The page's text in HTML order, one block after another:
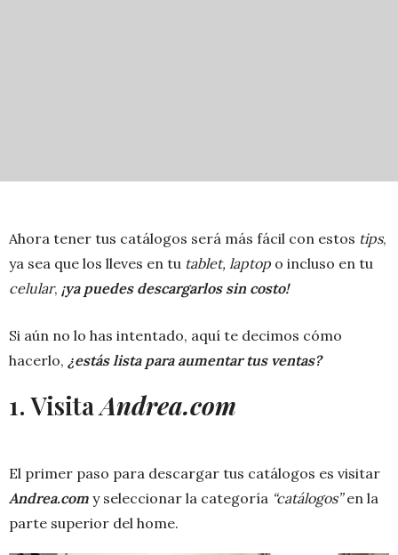
Ahora tener tus catálogos será más fácil con estos tips,
ya sea que los lleves en tu tablet, laptop o incluso en tu
celular, ¡ya puedes descargarlos sin costo!
Si aún no lo has intentado, aquí te decimos cómo
hacerlo, ¿estás lista para aumentar tus ventas?
1. VisitaAndrea.com
El primer paso para descargar tus catálogos es visitar
Andrea.com y seleccionar la categoría “catálogos”en la
parte superior del home.